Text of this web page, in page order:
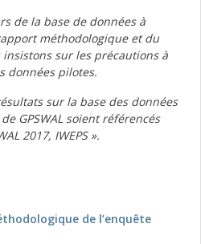
de la base de données à
méthodologique et du
insistons sur les précautions à
données pilotes.
sur la base des données
GPSWAL soient référencés
2017, IWEPS ».
de l’enquête